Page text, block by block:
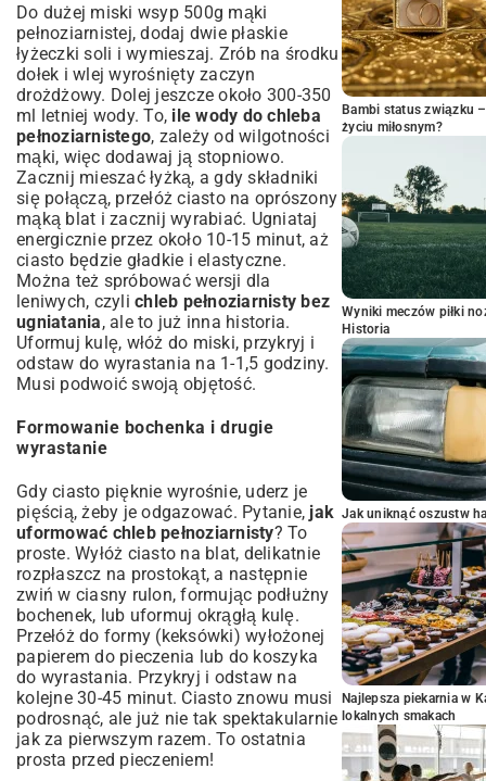
Do dużej miski wsyp 500g mąki
pełnoziarnistej, dodaj dwie płaskie
łyżeczki soli i wymieszaj. Zrób na środku
dołek i wlej wyrośnięty zaczyn
drożdżowy. Dolej jeszcze około 300-350
ml letniej wody. To, ile wody do chleba
pełnoziarnistego, zależy od wilgotności
mąki, więc dodawaj ją stopniowo.
Zacznij mieszać łyżką, a gdy składniki
się połączą, przełóż ciasto na oprószony
mąką blat i zacznij wyrabiać. Ugniataj
energicznie przez około 10-15 minut, aż
ciasto będzie gładkie i elastyczne.
Można też spróbować wersji dla
leniwych, czyli chleb pełnoziarnisty bez
ugniatania, ale to już inna historia.
Uformuj kulę, włóż do miski, przykryj i
odstaw do wyrastania na 1-1,5 godziny.
Musi podwoić swoją objętość.
Formowanie bochenka i drugie
wyrastanie
Gdy ciasto pięknie wyrośnie, uderz je
pięścią, żeby je odgazować. Pytanie, jak
uformować chleb pełnoziarnisty? To
proste. Wyłóż ciasto na blat, delikatnie
rozpłaszcz na prostokąt, a następnie
zwiń w ciasny rulon, formując podłużny
bochenek, lub uformuj okrągłą kulę.
Przełóż do formy (keksówki) wyłożonej
papierem do pieczenia lub do koszyka
do wyrastania. Przykryj i odstaw na
kolejne 30-45 minut. Ciasto znowu musi
podrosnąć, ale już nie tak spektakularnie
jak za pierwszym razem. To ostatnia
prosta przed pieczeniem!
Bambi status związku
życiu miłosnym?
Wyniki meczów piłki
Historia
Jak uniknąć oszustw
Najlepsza piekarnia w
lokalnych smakach